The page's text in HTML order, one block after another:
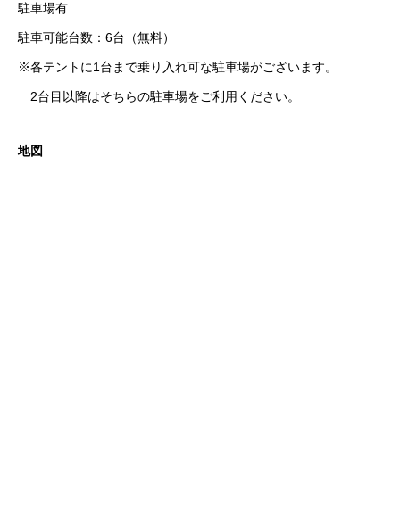
駐車場有
駐車可能台数：6台（無料）
※各テントに1台まで乗り入れ可な駐車場がございます。
2台目以降はそちらの駐車場をご利用ください。
地図